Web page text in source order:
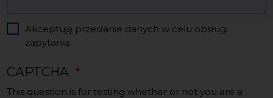
Akceptuję przesłanie danych w celu obsługi
zapytania.
CAPTCHA
This question is for testing whether or not you are a